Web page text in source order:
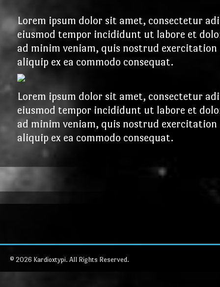
Lorem ipsum dolor sit amet, consectetur
eiusmod tempor incididunt ut labore et
ad minim veniam, quis nostrud
aliquip ex ea commodo consequat.
Lorem ipsum dolor sit amet, consectetur
eiusmod tempor incididunt ut labore et
ad minim veniam, quis nostrud
aliquip ex ea commodo consequat.
© 2026 Kardioxtypi. All Rights Reserved.